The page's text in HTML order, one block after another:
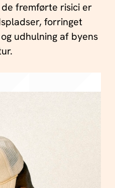
fremførte risici er
forringet
udhulning af byens